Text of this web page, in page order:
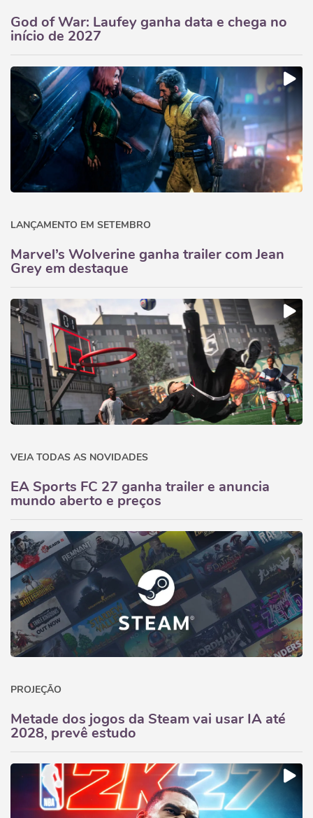
God of War: Laufey ganha data e chega no
início de 2027
LANÇAMENTO EM SETEMBRO
Marvel’s Wolverine ganha trailer com Jean
Grey em destaque
VEJA TODAS AS NOVIDADES
EA Sports FC 27 ganha trailer e anuncia
mundo aberto e preços
PROJEÇÃO
Metade dos jogos da Steam vai usar IA até
2028, prevê estudo